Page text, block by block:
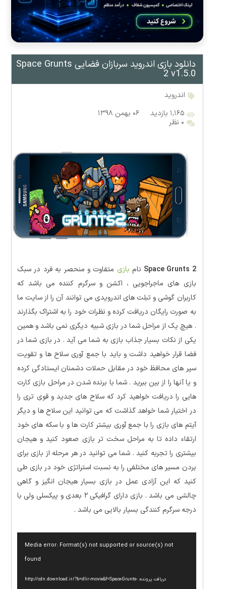
دانلود بازی اندروید سربازان فضایی Space Grunts
2 v1.5.0
اندروید
۱,۱۶۵ بازدید
۰۶ بهمن ۱۳۹۸
۰ نظر
Space Grunts 2 نام بازی متفاوت و منحصر به فرد در سبک
بازی های ماجراجویی ، اکشن و سرگرم کننده می باشد که
کاربران گوشی و تبلت های اندرویدی می توانند آن را از سایت ما
به صورت رایگان دریافت کرده و نظرات خود را به اشتراک بگذارند
. هیچ یک از مراحل شما در بازی شبیه دیگری نمی باشد و همین
یکی از نکات بسیار جذاب بازی به شما می آید . در بازی شما در
فضا قرار خواهید داشت و باید با جمع آوری سلاح ها و تقویت
سپر های محافظ خود در مقابل حملات دشمنان ایستادگی کرده
و یا آنها را از بین ببرید . شما با برنده شدن در مراحل بازی کارت
هایی را دریافت خواهید کرد که سلاح های جدید و قوی تری را
در اختیار شما خواهد گذاشت که می توانید این سلاح ها و دیگر
آیتم های بازی را با جمع آوری بیشتر کارت ها و با سکه های خود
ارتقاء داده تا به مراحل سخت تر بازی صعود کنید و هیجان
بیشتری را تجربه کنید . شما می توانید در هر مرحله از بازی برای
بردن مسیر های مختلفی را به نسبت استراتژی خود در بازی طی
کنید که این آزادی عمل در بازی بسیار هیجان انگیز و گاهی
چالشی می باشد . بازی دارای گرافیکی ۲ بعدی و پیکسلی ولی با
درجه سرگرم کنندگی بسیار بالایی می باشد .
Media error: Format(s) not supported or source(s) not
found
دریافت پرونده: http://cdn.download.ir/?b=dlir-movie&f=Space-Grunts-